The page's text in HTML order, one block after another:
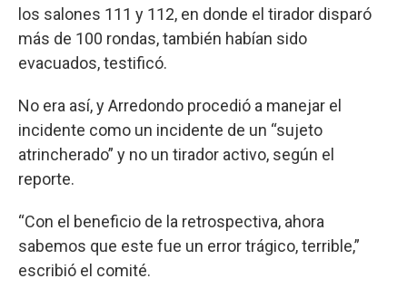
los salones 111 y 112, en donde el tirador disparó
más de 100 rondas, también habían sido
evacuados, testificó.
No era así, y Arredondo procedió a manejar el
incidente como un incidente de un “sujeto
atrincherado” y no un tirador activo, según el
reporte.
“Con el beneficio de la retrospectiva, ahora
sabemos que este fue un error trágico, terrible,”
escribió el comité.